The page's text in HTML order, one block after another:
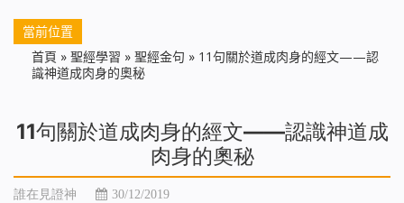
當前位置
首頁 » 聖經學習 » 聖經金句 » 11句關於道成肉身的經文——認
識神道成肉身的奧秘
11句關於道成肉身的經文——認識神道成
肉身的奧秘
誰在見證神 30/12/2019